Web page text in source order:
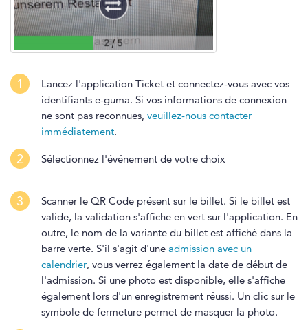
1
Lancez l'application Ticket et connectez-vous avec vos
identifiants e-guma. Si vos informations de connexion
ne sont pas reconnues, veuillez-nous contacter
immédiatement.
2 Sélectionnez l'événement de votre choix
3
Scanner le QR Code présent sur le billet. Si le billet est
valide, la validation s'affiche en vert sur l'application. En
outre, le nom de la variante du billet est affiché dans la
barre verte. S'il s'agit d'une admission avec un
calendrier, vous verrez également la date de début de
l'admission. Si une photo est disponible, elle s'affiche
également lors d'un enregistrement réussi. Un clic sur le
symbole de fermeture permet de masquer la photo.